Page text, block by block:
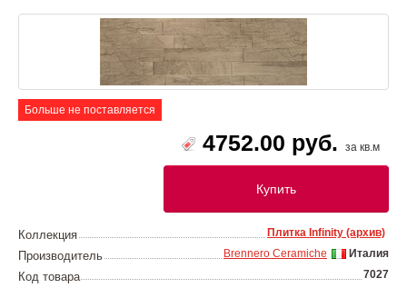
Больше не поставляется
4752.00 руб. за кв.м
Купить
Коллекция Плитка Infinity (архив)
Производитель Италия
Brennero Ceramiche
Код товара 7027